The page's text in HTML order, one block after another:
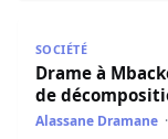
SOCIÉTÉ
Drame à
de
Alassane Dramane